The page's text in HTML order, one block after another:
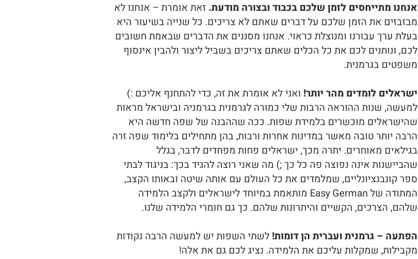
אנחנו מתייחסים לזמן שלכם בכבוד ובצורה מודעת. זאת אומרת – אנחנו לא
מבזבזים את הזמן שלכם על דברים שאתם לא צריכים. כל שנייה בשיעור היא
בעלת ערך עבורנו ומנוצלת כראוי. אנחנו מסננים את הדברים שבאמת חשובים
לכם, ונותנים לכם את כל הכלים שאתם צריכים בשביל ליצור ולהבין אינסוף
משפטים בגרמנית.
ישראלים לומדים מהר יותר! ואני לא אומרת את זה, כדי להתחנף אליכם :)
למעשה, שנות ההוראה הרבות שלי כמורה לגרמנית בגרמניה ובישראל מראות
שהישראלים מוכשרים בלמידת שפות. ככה שההבנה של שפה חדשה היא
הרבה יותר טובה מאשר במדינות אחרות ורבות, בהן מתחילים בלימוד שפה זרה
בגילאים מאוחרים. יתרה מכך, ישראלים פחות מפחדים לדבר, בגלל
שהביישנות אינה נפוצה פה כל כך ;) מה שאני רוצה להגיד בכך: בניגוד לבתי
ספר קונבנציונליים, שמלמדים את כל העולם עם אותה שיטה ובאותו הקצב,
המתודה של Easy German מותאמת במיוחד לישראלים ולקצב הלמידה
שלהם, הצרכים, הקשיים והיתרונות שלהם. כך גם חומרי הלמידה שלנו.
הפתעה – גרמנית ועברית הן דומות! לשתי השפות יש למעשה הרבה נקודות
מקבילות, שמקלות עליכם את הלמידה. נציג לכם גם את אלה!